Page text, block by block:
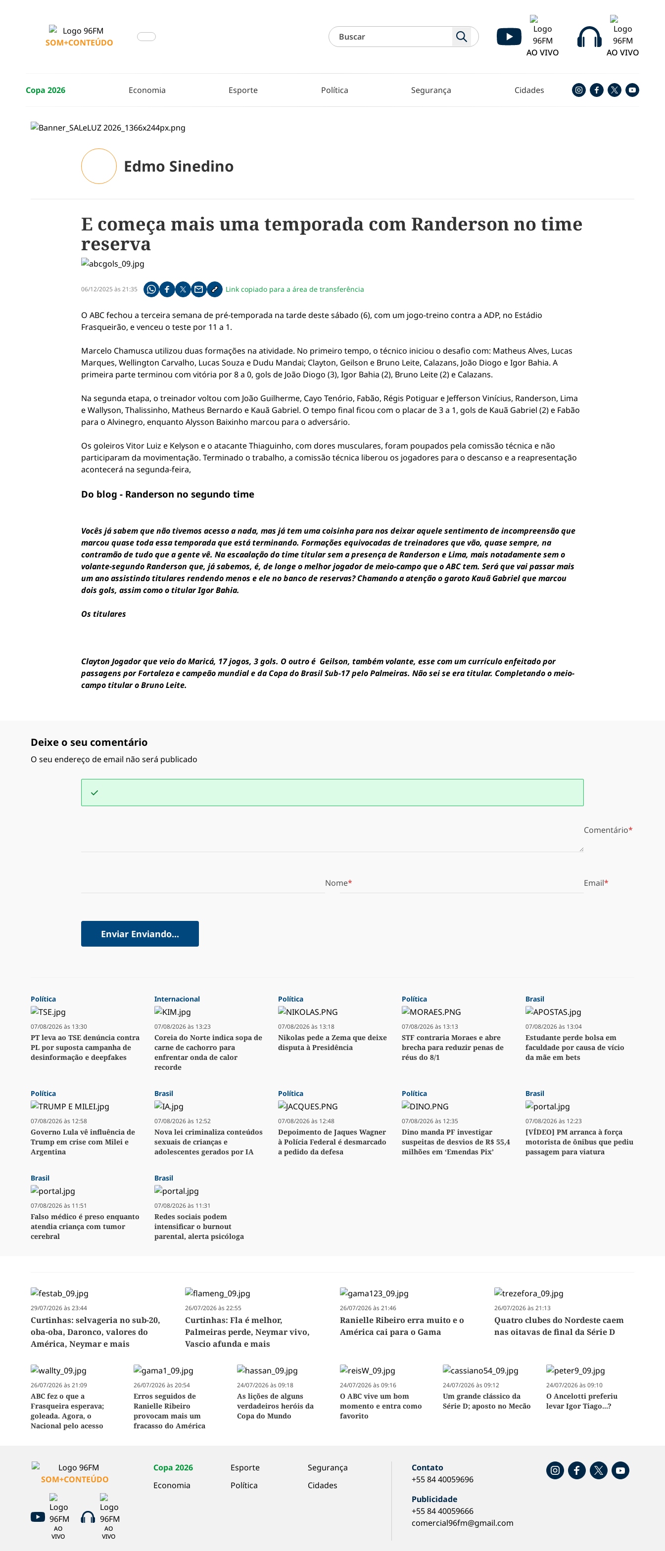
SOM+CONTEÚDO
AO VIVO
AO VIVO
Copa 2026 Economia Esporte Política Segurança Cidades
Edmo Sinedino
E começa mais uma temporada com Randerson no time
reserva
06/12/2025 às 21:35 Compartilhe pelo whatsapp
Compartilhar no facebook
Compartilhar no twitter
Compartilhe pelo email
Copiar link da notícia
Link copiado para a área de transferência
O ABC fechou a terceira semana de pré-temporada na tarde deste sábado (6), com um jogo-treino contra a ADP, no Estádio
Frasqueirão, e venceu o teste por 11 a 1.
Marcelo Chamusca utilizou duas formações na atividade. No primeiro tempo, o técnico iniciou o desafio com: Matheus Alves, Lucas
Marques, Wellington Carvalho, Lucas Souza e Dudu Mandai; Clayton, Geilson e Bruno Leite, Calazans, João Diogo e Igor Bahia. A
primeira parte terminou com vitória por 8 a 0, gols de João Diogo (3), Igor Bahia (2), Bruno Leite (2) e Calazans.
Na segunda etapa, o treinador voltou com João Guilherme, Cayo Tenório, Fabão, Régis Potiguar e Jefferson Vinícius, Randerson, Lima
e Wallyson, Thalissinho, Matheus Bernardo e Kauã Gabriel. O tempo final ficou com o placar de 3 a 1, gols de Kauã Gabriel (2) e Fabão
para o Alvinegro, enquanto Alysson Baixinho marcou para o adversário.
Os goleiros Vitor Luiz e Kelyson e o atacante Thiaguinho, com dores musculares, foram poupados pela comissão técnica e não
participaram da movimentação. Terminado o trabalho, a comissão técnica liberou os jogadores para o descanso e a reapresentação
acontecerá na segunda-feira,
Do blog - Randerson no segundo time
Vocês já sabem que não tivemos acesso a nada, mas já tem uma coisinha para nos deixar aquele sentimento de incompreensão que
marcou quase toda essa temporada que está terminando. Formações equivocadas de treinadores que vão, quase sempre, na
contramão de tudo que a gente vê. Na escaalação do time titular sem a presença de Randerson e Lima, mais notadamente sem o
volante-segundo Randerson que, já sabemos, é, de longe o melhor jogador de meio-campo que o ABC tem. Será que vai passar mais
um ano assistindo titulares rendendo menos e ele no banco de reservas? Chamando a atenção o garoto Kauã Gabriel que marcou
dois gols, assim como o titular Igor Bahia.
Os titulares
Clayton Jogador que veio do Maricá, 17 jogos, 3 gols. O outro é Geilson, também volante, esse com um currículo enfeitado por
passagens por Fortaleza e campeão mundial e da Copa do Brasil Sub-17 pelo Palmeiras. Não sei se era titular. Completando o meio-
campo titular o Bruno Leite.
Deixe o seu comentário
O seu endereço de email não será publicado
Comentário
Nome Email
Enviar Enviando...
Política
07/08/2026 às 13:30
PT leva ao TSE denúncia contra
PL por suposta campanha de
desinformação e deepfakes
Internacional
07/08/2026 às 13:23
Coreia do Norte indica sopa de
carne de cachorro para
enfrentar onda de calor
recorde
Política
07/08/2026 às 13:18
Nikolas pede a Zema que deixe
disputa à Presidência
Política
07/08/2026 às 13:13
STF contraria Moraes e abre
brecha para reduzir penas de
réus do 8/1
Brasil
07/08/2026 às 13:04
Estudante perde bolsa em
faculdade por causa de vício
da mãe em bets
Política
07/08/2026 às 12:58
Governo Lula vê influência de
Trump em crise com Milei e
Argentina
Brasil
07/08/2026 às 12:52
Nova lei criminaliza conteúdos
sexuais de crianças e
adolescentes gerados por IA
Política
07/08/2026 às 12:48
Depoimento de Jaques Wagner
à Polícia Federal é desmarcado
a pedido da defesa
Política
07/08/2026 às 12:35
Dino manda PF investigar
suspeitas de desvios de R$ 55,4
milhões em ‘Emendas Pix’
Brasil
07/08/2026 às 12:23
[VÍDEO] PM arranca à força
motorista de ônibus que pediu
passagem para viatura
Brasil
07/08/2026 às 11:51
Falso médico é preso enquanto
atendia criança com tumor
cerebral
Brasil
07/08/2026 às 11:31
Redes sociais podem
intensificar o burnout
parental, alerta psicóloga
29/07/2026 às 23:44
Curtinhas: selvageria no sub-20,
oba-oba, Daronco, valores do
América, Neymar e mais
26/07/2026 às 22:55
Curtinhas: Fla é melhor,
Palmeiras perde, Neymar vivo,
Vascio afunda e mais
26/07/2026 às 21:46
Ranielle Ribeiro erra muito e o
América cai para o Gama
26/07/2026 às 21:13
Quatro clubes do Nordeste caem
nas oitavas de final da Série D
26/07/2026 às 21:09
ABC fez o que a
Frasqueira esperava;
goleada. Agora, o
Nacional pelo acesso
26/07/2026 às 20:54
Erros seguidos de
Ranielle Ribeiro
provocam mais um
fracasso do América
24/07/2026 às 09:18
As lições de alguns
verdadeiros heróis da
Copa do Mundo
24/07/2026 às 09:16
O ABC vive um bom
momento e entra como
favorito
24/07/2026 às 09:12
Um grande clássico da
Série D; aposto no Mecão
24/07/2026 às 09:10
O Ancelotti preferiu
levar Igor Tiago...?
SOM+CONTEÚDO
AO
VIVO
AO
VIVO
Copa 2026
Economia
Esporte
Política
Segurança
Cidades
Contato
+55 84 40059696
Publicidade
+55 84 40059666
comercial96fm@gmail.com